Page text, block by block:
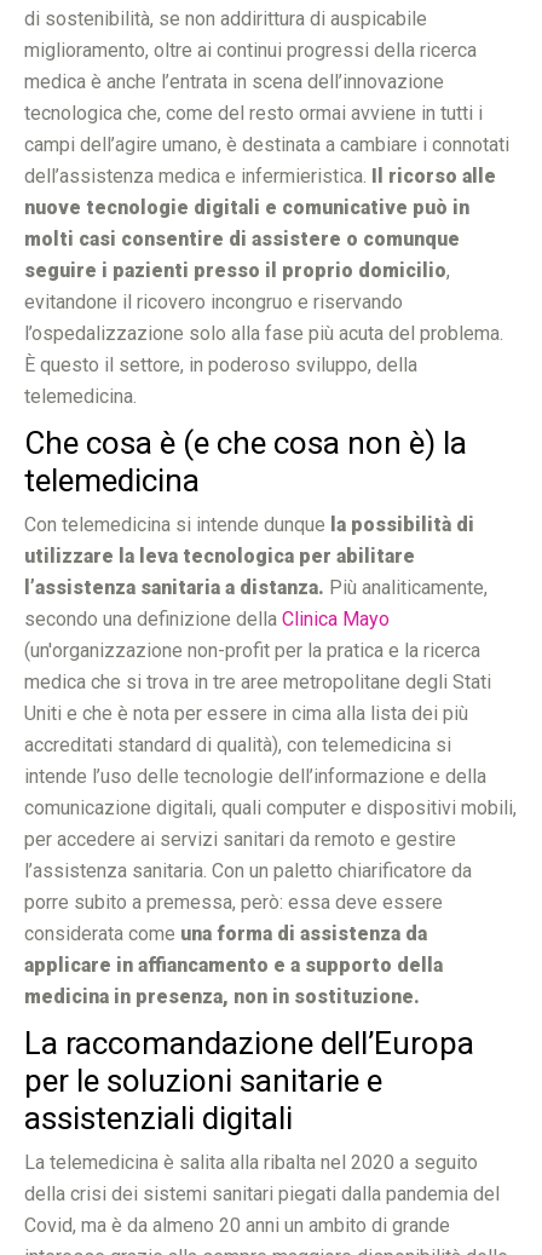
di sostenibilità, se non addirittura di auspicabile
miglioramento, oltre ai continui progressi della ricerca
medica è anche l’entrata in scena dell’innovazione
tecnologica che, come del resto ormai avviene in tutti i
campi dell’agire umano, è destinata a cambiare i connotati
dell’assistenza medica e infermieristica. Il ricorso alle
nuove tecnologie digitali e comunicative può in
molti casi consentire di assistere o comunque
seguire i pazienti presso il proprio domicilio,
evitandone il ricovero incongruo e riservando
l’ospedalizzazione solo alla fase più acuta del problema.
È questo il settore, in poderoso sviluppo, della
telemedicina.
Che cosa è (e che cosa non è) la
telemedicina
Con telemedicina si intende dunque la possibilità di
utilizzare la leva tecnologica per abilitare
l’assistenza sanitaria a distanza. Più analiticamente,
secondo una definizione della Clinica Mayo
(un'organizzazione non-profit per la pratica e la ricerca
medica che si trova in tre aree metropolitane degli Stati
Uniti e che è nota per essere in cima alla lista dei più
accreditati standard di qualità), con telemedicina si
intende l’uso delle tecnologie dell’informazione e della
comunicazione digitali, quali computer e dispositivi mobili,
per accedere ai servizi sanitari da remoto e gestire
l’assistenza sanitaria. Con un paletto chiarificatore da
porre subito a premessa, però: essa deve essere
considerata come una forma di assistenza da
applicare in affiancamento e a supporto della
medicina in presenza, non in sostituzione.
La raccomandazione dell’Europa
per le soluzioni sanitarie e
assistenziali digitali
La telemedicina è salita alla ribalta nel 2020 a seguito
della crisi dei sistemi sanitari piegati dalla pandemia del
Covid, ma è da almeno 20 anni un ambito di grande